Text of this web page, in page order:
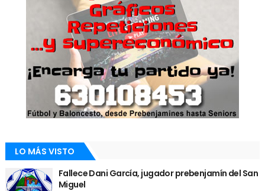
LO MÁS VISTO
Fallece Dani García, jugador prebenjamín del San
Miguel